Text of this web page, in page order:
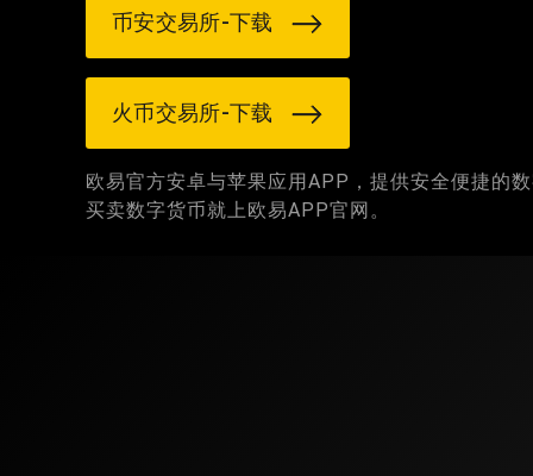
币安交易所-下载
火币交易所-下载
欧易官方安卓与苹果应用APP，提供安全便捷的
买卖数字货币就上欧易APP官网。